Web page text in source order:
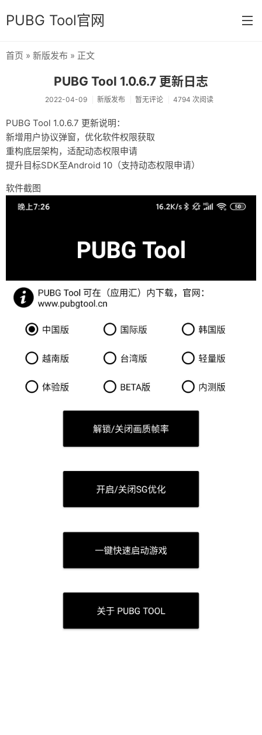
PUBG Tool官网
运营日常
新版发布
归档
首页 » 新版发布 » 正文
PUBG Tool 1.0.6.7 更新日志
2022-04-09 新版发布 暂无评论 4794 次阅读
PUBG Tool 1.0.6.7 更新说明：
新增用户协议弹窗，优化软件权限获取
重构底层架构，适配动态权限申请
提升目标SDK至Android 10（支持动态权限申请）
软件截图